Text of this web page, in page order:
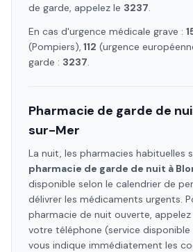
de garde, appelez le 3237.
En cas d'urgence médicale grave :
(Pompiers), 112 (urgence
garde : 3237.
Pharmacie de garde de
sur-Mer
La nuit, les pharmacies habituelles
pharmacie de garde de nuit à
disponible selon le calendrier de
délivrer les médicaments urgents.
pharmacie de nuit ouverte, appelez
votre téléphone (service
vous indique immédiatement les